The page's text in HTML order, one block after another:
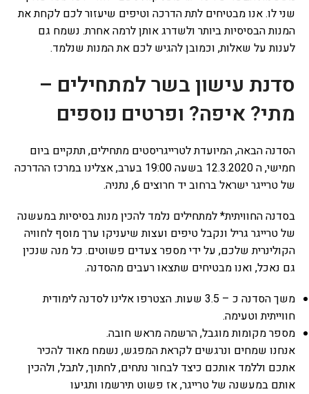
שני לו. אנו מבטיחים לתת הדרכה וטיפים שיעזור לכם לקחת את
המנות הבסיסיות ביותר ולשדרג אותן לרמה אחרת. נשמח גם
לענות על שאלות, וכמובן להגיש לכם את המנות שנלמד.
סדנת עישון בשר למתחילים –
מתי? איפה? ופרטים נוספים
הסדנה הבאה, המיועדת לטרייגריסטים מתחילים, תתקיים ביום
חמישי, ה 12.3.2020 בשעה 19:00 בערב, אצלינו במרכז ההדרכה
של טרייגר ישראל ברחוב יד חרוצים 6, נתניה.
בסדנה החוויתית* למתחילים נלמד להכין מנות בסיסיות במעשנה
של טרייגר גריל ונקבל טיפים ועצות שיעניקו ערך מוסף לחוויה
הקולינרית שלכם, על ידי מספר צעדים פשוטים. כל מנה שנכין
גם נאכל, ואנו מבטיחים שתצאו רעבים מהסדנה.
משך הסדנה כ – 3.5 שעות. הצטרפו אלינו לסדנה לימודית
חווייתית וטעימה.
מספר מקומות מוגבל, הרשמה מראש חובה.
אנחנו שמחים ונרגשים לקראת המפגש, נשמח מאוד להכיר
אתכם וללמד אותכם כיצד לבחור נתחים, לחתוך, לתבל, ולהכין
אותם במעשנה של טרייגר, אז פשוט תירשמו ותגיעו